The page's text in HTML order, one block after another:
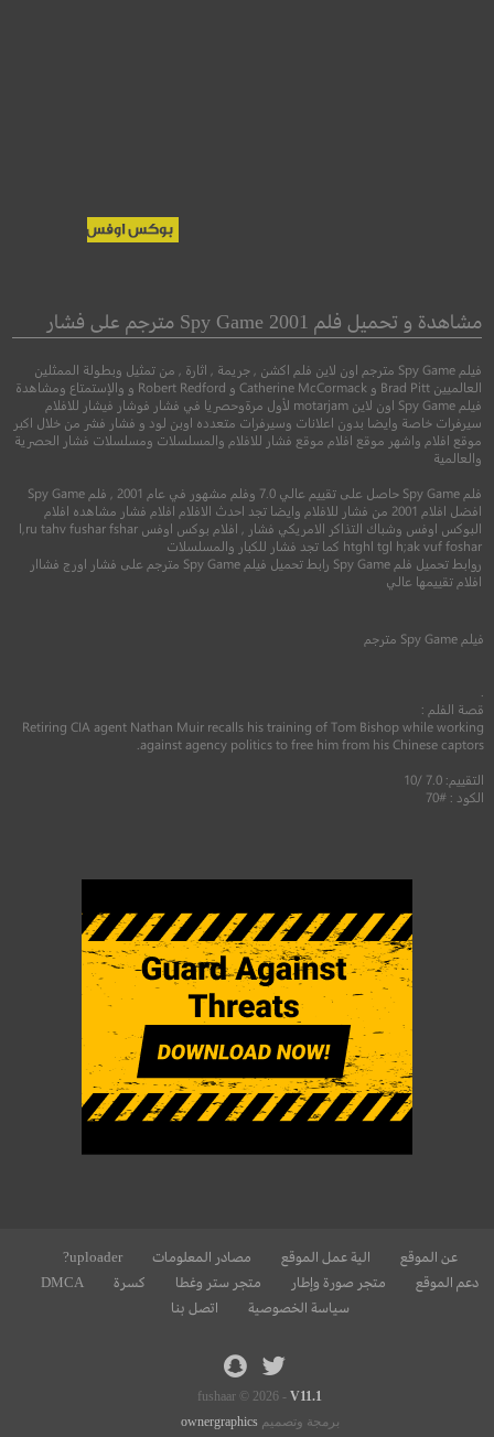
7.5
غدرًا: المفتاح
رعب● غموض●
مشاهدة و تحميل فلم Spy Game 2001 مترجم على فشار
فيلم Spy Game مترجم اون لاين فلم اكشن , جريمة , اثارة , من تمثيل وبطولة الممثلين
العالميين Brad Pitt و Catherine McCormack و Robert Redford و والإستمتاع ومشاهدة
فيلم Spy Game اون لاين motarjam لأول مرةوحصريا في فشار فوشار فيشار للافلام
سيرفرات خاصة وايضا بدون اعلانات وسيرفرات متعدده اوبن لود و فشار فشر من خلال اكبر
موقع افلام واشهر موقع افلام موقع فشار للافلام والمسلسلات ومسلسلات فشار الحصرية
والعالمية
فلم Spy Game حاصل على تقييم عالي 7.0 وفلم مشهور في عام 2001 , فلم Spy Game
افضل افلام 2001 من فشار للافلام وايضا تجد احدث الافلام افلام فشار مشاهده افلام
البوكس اوفس وشباك التذاكر الامريكي فشار , افلام بوكس اوفس l,ru tahv fushar fshar
htghl tgl h;ak vuf foshar كما تجد فشار للكبار والمسلسلات
روابط تحميل فلم Spy Game رابط تحميل فيلم Spy Game مترجم على فشار اورج فشاار
افلام تقييمها عالي
فيلم Spy Game مترجم
قصة الفلم :
Retiring CIA agent Nathan Muir recalls his training of Tom Bishop while working
against agency politics to free him from his Chinese captors.
التقييم: 7.0 /10
الكود : #70
عن الموقع الية عمل الموقع مصادر المعلومات
uploader?
دعم الموقع
متجر صورة وإطار متجر ستر وغطا كسرة
DMCA
سياسة الخصوصية
اتصل بنا
fushaar © 2026 - V11.1
برمجة وتصميم ownergraphics